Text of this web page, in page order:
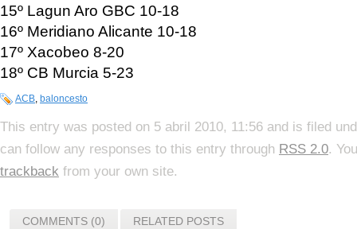
15º Lagun Aro GBC 10-18
16º Meridiano Alicante 10-18
17º Xacobeo 8-20
18º CB Murcia 5-23
ACB, baloncesto
This entry was posted on 5 abril 2010, 11:56 and is filed
can follow any responses to this entry through RSS 2.0.
trackback from your own site.
COMMENTS (0) RELATED POSTS